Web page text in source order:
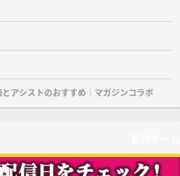
アシストのおすすめ｜マガジンコラボ